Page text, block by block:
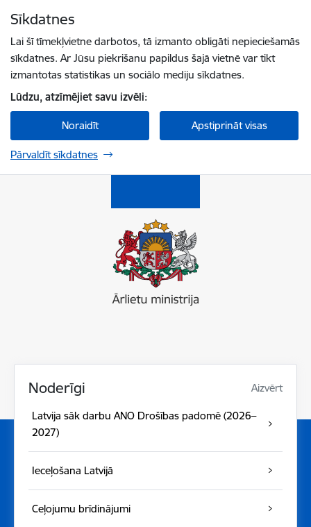
Sīkdatnes
Lai šī tīmekļvietne darbotos, tā izmanto obligāti nepieciešamās
sīkdatnes. Ar Jūsu piekrišanu papildus šajā vietnē var tikt
izmantotas statistikas un sociālo mediju sīkdatnes.
Lūdzu, atzīmējiet savu izvēli:
Noraidīt Apstiprināt visas
Pārvaldīt sīkdatnes
Noderīgi Aizvērt
Latvija sāk darbu ANO Drošības padomē (2026–
2027)
Ieceļošana Latvijā
Ceļojumu brīdinājumi